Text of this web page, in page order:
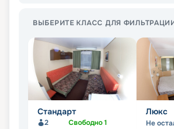
ВЫБЕРИТЕ КЛАСС ДЛЯ
Стандарт
2 Свободно1
Люкс
Не